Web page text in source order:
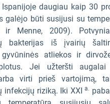
daugiau kaip 30
galėjo būti susijusi su
ir Menne, 2009).
bakterijas iš įvairių
gyvūninės atliekos ir
Jei užteršti
virti prieš vartojimą,
infekcijų riziką. Iki XXI a.